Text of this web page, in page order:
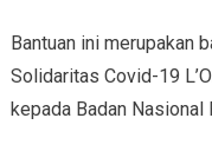
Bantuan ini merupakan
Solidaritas Covid-19
kepada Badan Nasional